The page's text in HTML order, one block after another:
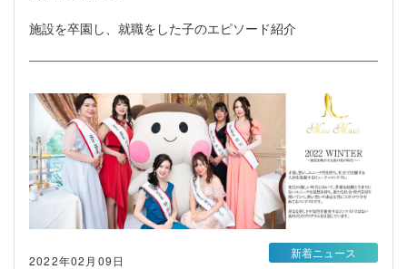
施設を卒園し、就職をした子のエピソード紹介
2022年02月09日
新着ニュース